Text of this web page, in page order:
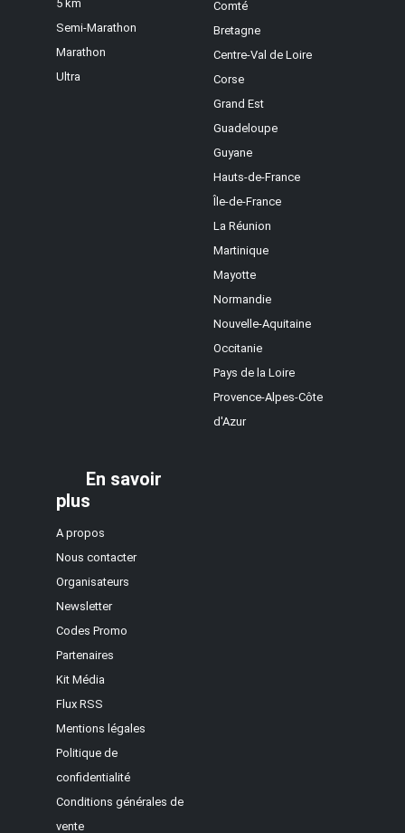
5 km
Semi-Marathon
Marathon
Ultra
Comté
Bretagne
Centre-Val de Loire
Corse
Grand Est
Guadeloupe
Guyane
Hauts-de-France
Île-de-France
La Réunion
Martinique
Mayotte
Normandie
Nouvelle-Aquitaine
Occitanie
Pays de la Loire
Provence-Alpes-Côte
d'Azur
En savoir
plus
A propos
Nous contacter
Organisateurs
Newsletter
Codes Promo
Partenaires
Kit Média
Flux RSS
Mentions légales
Politique de
confidentialité
Conditions générales de
vente